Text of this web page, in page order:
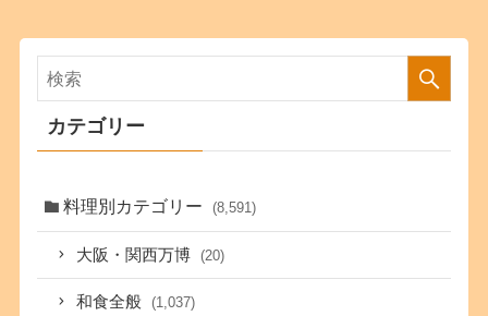
カテゴリー
料理別カテゴリー (8,591)
大阪・関西万博 (20)
和食全般 (1,037)